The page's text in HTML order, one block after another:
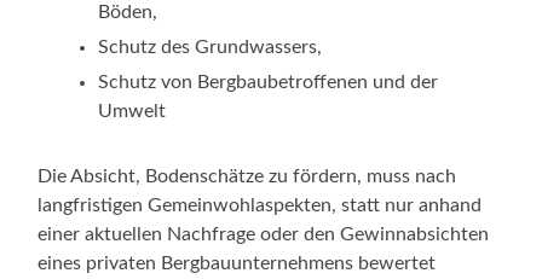
Böden,
Schutz des Grundwassers,
Schutz von Bergbaubetroffenen und der
Umwelt
Die Absicht, Bodenschätze zu fördern, muss nach
langfristigen Gemeinwohlaspekten, statt nur anhand
einer aktuellen Nachfrage oder den Gewinnabsichten
eines privaten Bergbauunternehmens bewertet